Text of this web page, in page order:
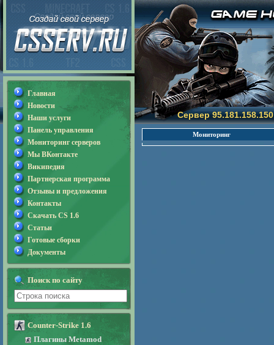
Сервер
Мониторинг
Главная
Новости
Наши услуги
Панель управления
Мониторинг серверов
Мы ВКонтакте
Википедия
Партнерская программа
Отзывы и предложения
Контакты
Скачать CS 1.6
Статьи
Готовые сборки
Документы
Поиск по сайту
Counter-Strike 1.6
Плагины Metamod